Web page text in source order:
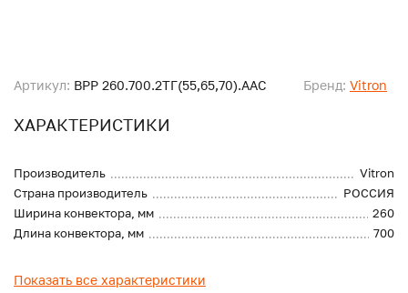
Артикул: ВРР 260.700.2ТГ(55,65,70).ААС Бренд: Vitron
ХАРАКТЕРИСТИКИ
Производитель
Vitron
Страна производитель
РОССИЯ
Ширина конвектора, мм
260
Длина конвектора, мм
700
Показать все характеристики